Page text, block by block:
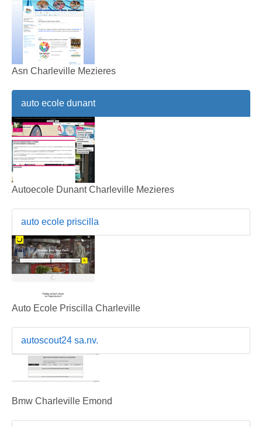
Asn Charleville Mezieres
auto ecole dunant
Autoecole Dunant Charleville Mezieres
auto ecole priscilla
Auto Ecole Priscilla Charleville
autoscout24 sa.nv.
Bmw Charleville Emond